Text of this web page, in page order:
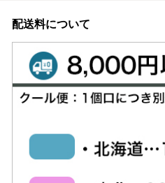
配送料について